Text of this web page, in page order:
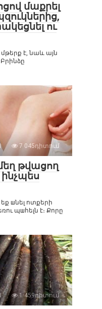
մաքրել
ու
է, նաև այն
7 045դիտում
թվացող
шնել ոտքերի
պшհելն է։ Քորը
1 459դիտում